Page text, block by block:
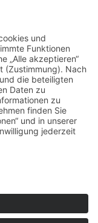
das Thema
möchte meine
und
teilen und
mit euch!